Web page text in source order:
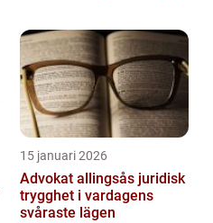
15 januari 2026
Advokat allingsås juridisk
trygghet i vardagens
svåraste lägen